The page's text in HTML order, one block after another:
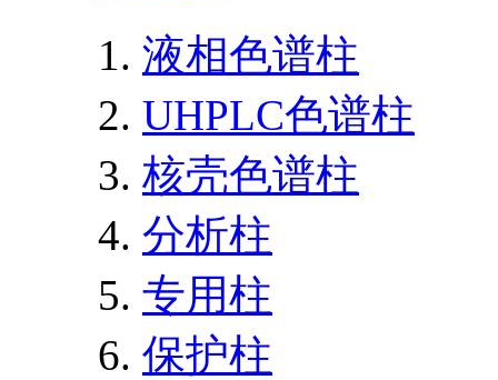
液相色谱柱
UHPLC色谱柱
核壳色谱柱
分析柱
专用柱
保护柱